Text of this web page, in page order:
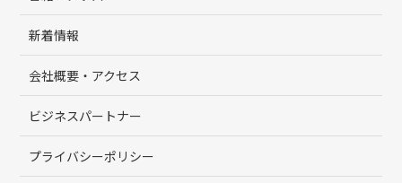
新着情報
会社概要・アクセス
ビジネスパートナー
プライバシーポリシー